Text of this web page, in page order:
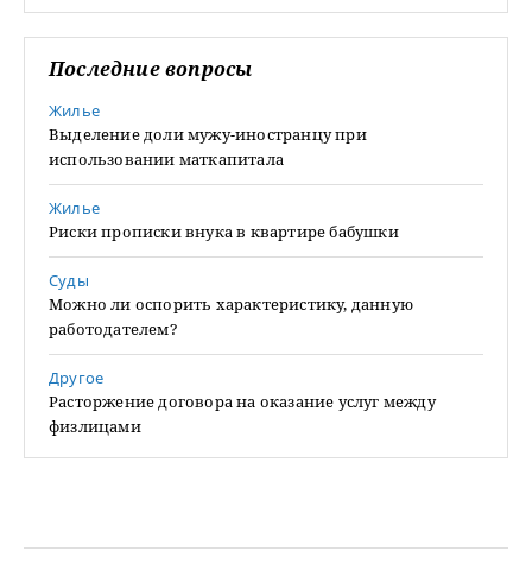
Последние вопросы
Жилье
Выделение доли мужу-иностранцу при
использовании маткапитала
Жилье
Риски прописки внука в квартире бабушки
Суды
Можно ли оспорить характеристику, данную
работодателем?
Другое
Расторжение договора на оказание услуг между
физлицами